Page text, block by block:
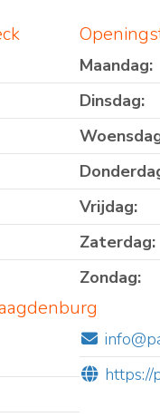
Maandag:
Dinsdag:
Vrijdag:
Zaterdag:
Zondag: